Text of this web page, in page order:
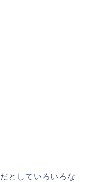
だとしていろいろな